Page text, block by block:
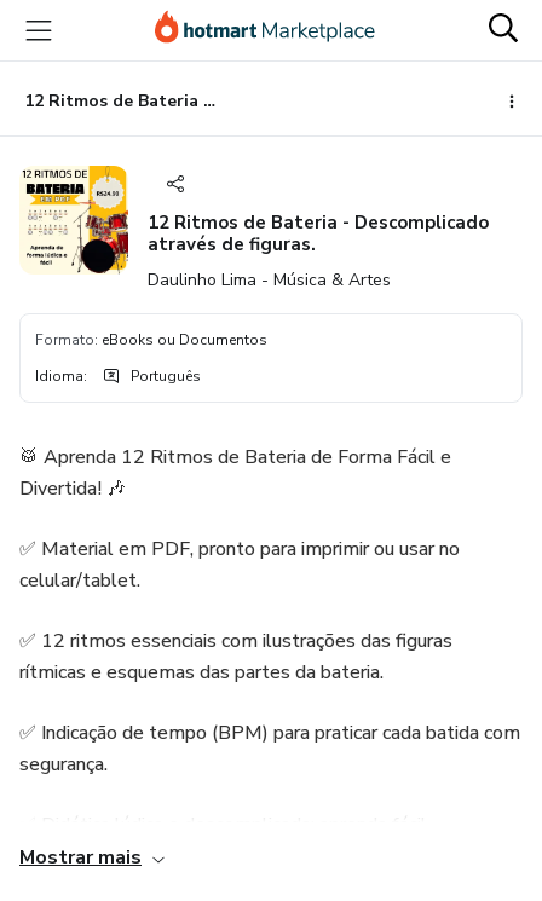
para
conteúdo
principal
para
pagamento
para
rodapé
12 Ritmos de Bateria - Descomplicado através de figuras.
12 Ritmos de Bateria - Descomplicado
através de figuras.
Daulinho Lima - Música & Artes
Formato: eBooks ou Documentos
Idioma: Português
🥁 Aprenda 12 Ritmos de Bateria de Forma Fácil e
Divertida! 🎶
✅ Material em PDF, pronto para imprimir ou usar no
celular/tablet.
✅ 12 ritmos essenciais com ilustrações das figuras
rítmicas e esquemas das partes da bateria.
✅ Indicação de tempo (BPM) para praticar cada batida com
segurança.
Mostrar mais